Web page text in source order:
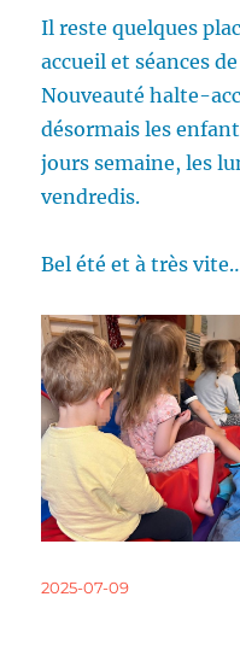
Il reste quelques
accueil et séances
Nouveauté halte-
désormais les
jours semaine, les
vendredis.
Bel été et à très
Publié
2025-07-09